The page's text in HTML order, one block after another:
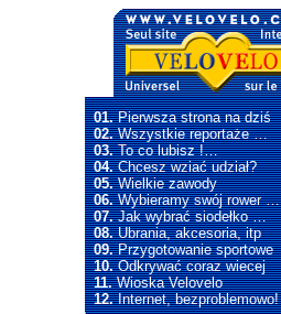
01.Pierwsza strona na dziś
02.Wszystkie reportaże …
03.To co lubisz !…
04.Chcesz wziać udział?
05.Wielkie zawody
06.Wybieramy swój rower …
07.Jak wybrać siodełko …
08.Ubrania, akcesoria, itp
09.Przygotowanie sportowe
10.Odkrywać coraz wiecej
11.Wioska Velovelo
12.Internet, bezproblemowo!